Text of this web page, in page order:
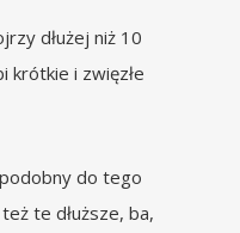
dłużej niż 10
krótkie i zwięzłe
do tego
te dłuższe, ba,